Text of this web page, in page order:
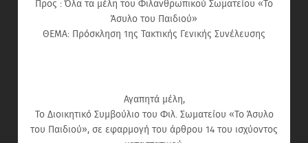
Προς : Όλα τα μέλη του Φιλανθρωπικού Σωματείου «Το
Άσυλο του Παιδιού»
ΘΕΜΑ: Πρόσκληση 1ης Τακτικής Γενικής Συνέλευσης
Αγαπητά μέλη,
Το Διοικητικό Συμβούλιο του Φιλ. Σωματείου «Το Άσυλο
του Παιδιού», σε εφαρμογή του άρθρου 14 του ισχύοντος